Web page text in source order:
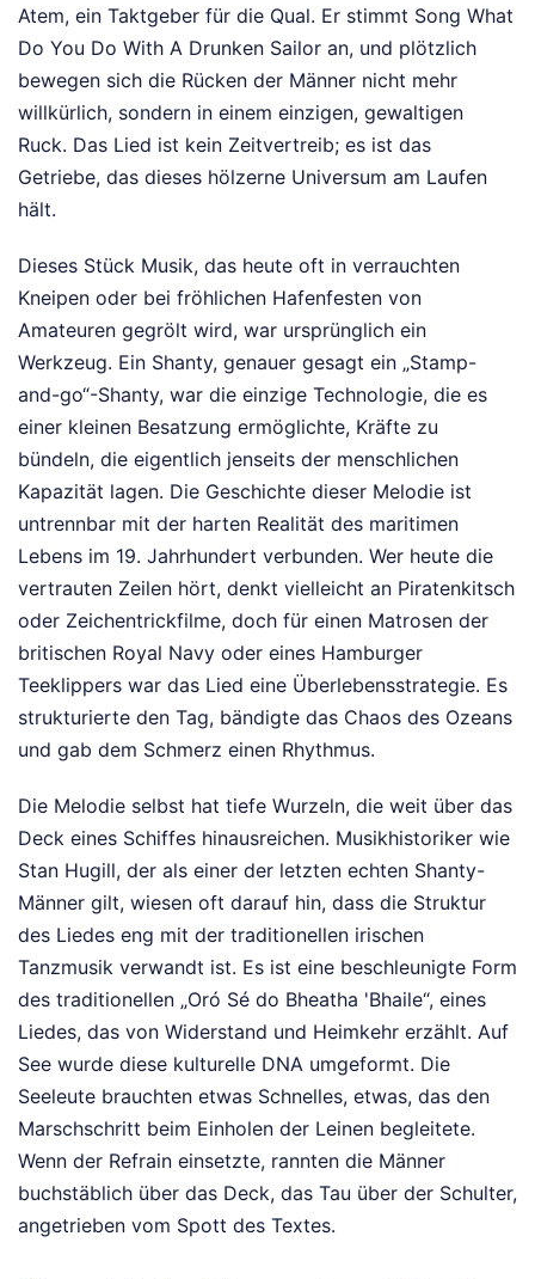
Atem, ein Taktgeber für die Qual. Er stimmt Song What
Do You Do With A Drunken Sailor an, und plötzlich
bewegen sich die Rücken der Männer nicht mehr
willkürlich, sondern in einem einzigen, gewaltigen
Ruck. Das Lied ist kein Zeitvertreib; es ist das
Getriebe, das dieses hölzerne Universum am Laufen
hält.
Dieses Stück Musik, das heute oft in verrauchten
Kneipen oder bei fröhlichen Hafenfesten von
Amateuren gegrölt wird, war ursprünglich ein
Werkzeug. Ein Shanty, genauer gesagt ein „Stamp-
and-go“-Shanty, war die einzige Technologie, die es
einer kleinen Besatzung ermöglichte, Kräfte zu
bündeln, die eigentlich jenseits der menschlichen
Kapazität lagen. Die Geschichte dieser Melodie ist
untrennbar mit der harten Realität des maritimen
Lebens im 19. Jahrhundert verbunden. Wer heute die
vertrauten Zeilen hört, denkt vielleicht an Piratenkitsch
oder Zeichentrickfilme, doch für einen Matrosen der
britischen Royal Navy oder eines Hamburger
Teeklippers war das Lied eine Überlebensstrategie. Es
strukturierte den Tag, bändigte das Chaos des Ozeans
und gab dem Schmerz einen Rhythmus.
Die Melodie selbst hat tiefe Wurzeln, die weit über das
Deck eines Schiffes hinausreichen. Musikhistoriker wie
Stan Hugill, der als einer der letzten echten Shanty-
Männer gilt, wiesen oft darauf hin, dass die Struktur
des Liedes eng mit der traditionellen irischen
Tanzmusik verwandt ist. Es ist eine beschleunigte Form
des traditionellen „Oró Sé do Bheatha 'Bhaile“, eines
Liedes, das von Widerstand und Heimkehr erzählt. Auf
See wurde diese kulturelle DNA umgeformt. Die
Seeleute brauchten etwas Schnelles, etwas, das den
Marschschritt beim Einholen der Leinen begleitete.
Wenn der Refrain einsetzte, rannten die Männer
buchstäblich über das Deck, das Tau über der Schulter,
angetrieben vom Spott des Textes.